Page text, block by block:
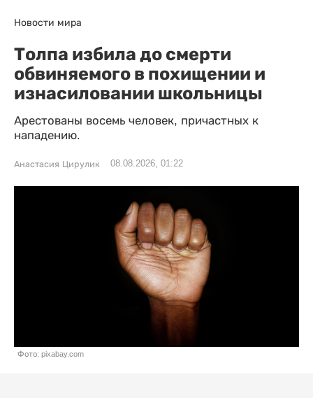
Новости мира
Толпа избила до смерти
обвиняемого в похищении и
изнасиловании школьницы
Арестованы восемь человек, причастных к
нападению.
Анастасия Цирулик 08.08.2026, 01:22
Фото: pixabay.com